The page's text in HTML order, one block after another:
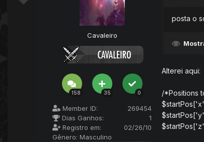
Cavaleiro
158 35 0
Member ID:
269454
Dias Ganhos:
1
Registro em:
02/26/10
Gênero: Masculino
posta o
Alterei aqui:
/*Positions